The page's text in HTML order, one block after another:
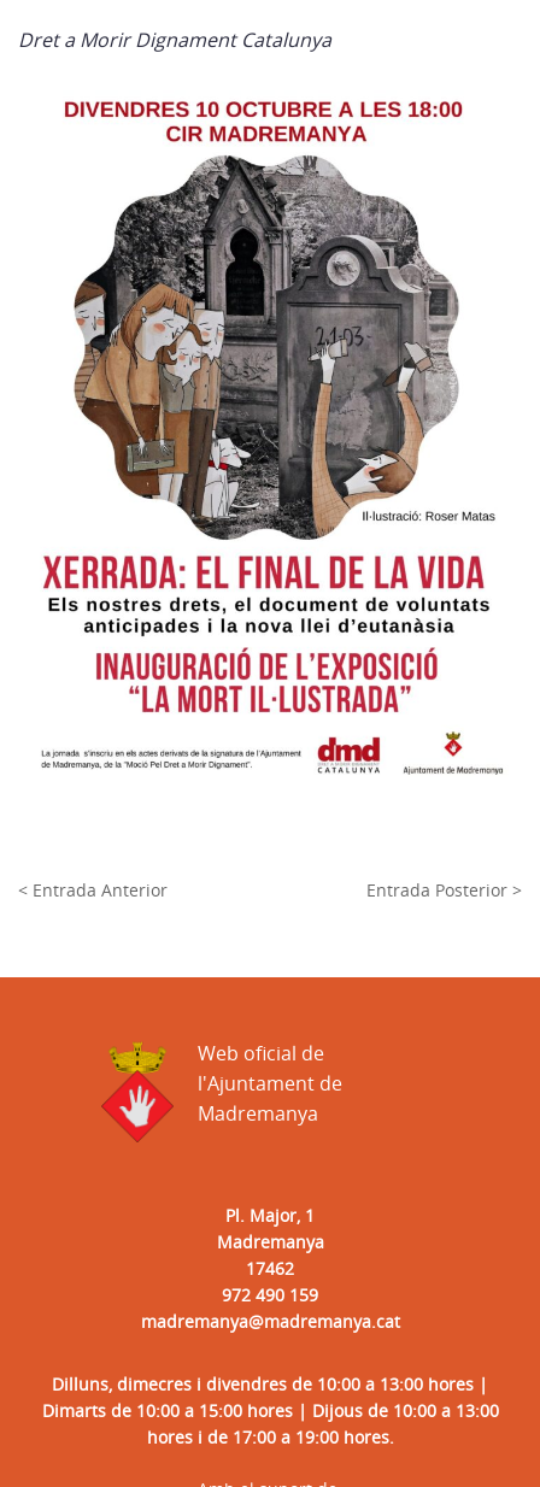
Dret a Morir Dignament Catalunya
< Entrada Anterior Entrada Posterior >
Pl. Major, 1
Madremanya
17462
972 490 159
madremanya@madremanya.cat
Dilluns, dimecres i divendres de 10:00 a 13:00 hores |
Dimarts de 10:00 a 15:00 hores | Dijous de 10:00 a 13:00
hores i de 17:00 a 19:00 hores.
Web oficial de
l'Ajuntament de
Madremanya